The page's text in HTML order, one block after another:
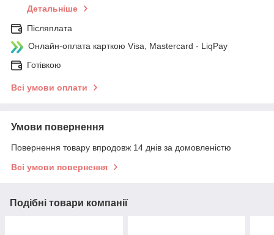
Детальніше
Післяплата
Онлайн-оплата карткою Visa, Mastercard - LiqPay
Готівкою
Всі умови оплати
Умови повернення
Повернення товару впродовж 14 днів за домовленістю
Всі умови повернення
Подібні товари компанії